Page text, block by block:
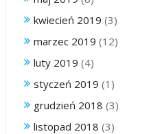
kwiecień 2019 (3)
marzec 2019 (12)
luty 2019 (4)
styczeń 2019 (1)
grudzień 2018 (3)
listopad 2018 (3)